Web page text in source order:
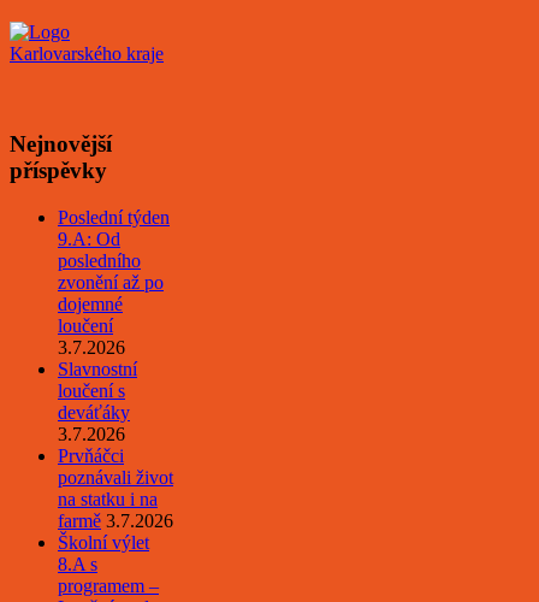
Nejnovější
příspěvky
Poslední týden
9.A: Od
posledního
zvonění až po
dojemné
loučení
3.7.2026
Slavnostní
loučení s
deváťáky
3.7.2026
Prvňáčci
poznávali život
na statku i na
farmě 3.7.2026
Školní výlet
8.A s
programem –